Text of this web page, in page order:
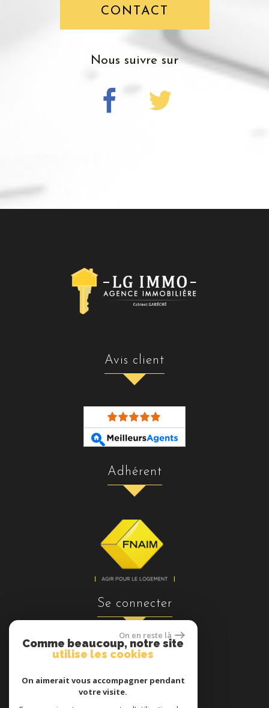
CONTACT
nous suivre sur
avis client
adhérent
se connecter
On en reste là
Comme beaucoup, notre site
utilise les cookies
On aimerait vous accompagner pendant
votre visite.